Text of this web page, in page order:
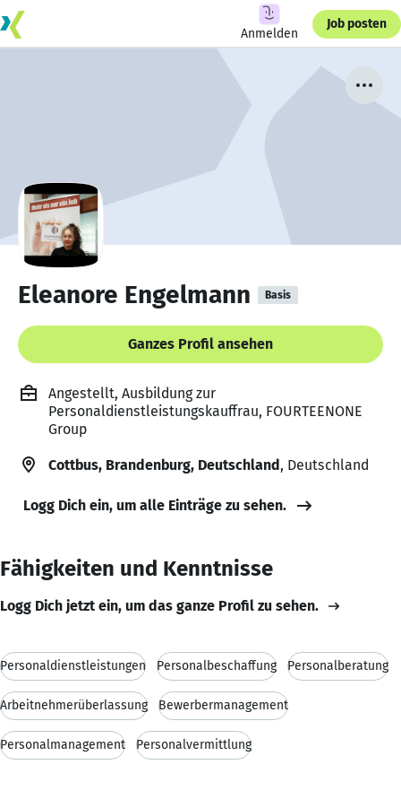
Anmelden
Job posten
Eleanore Engelmann Basis
Ganzes Profil ansehen
Angestellt, Ausbildung zur
Personaldienstleistungskauffrau, FOURTEENONE
Group
Cottbus, Brandenburg, Deutschland, Deutschland
Logg Dich ein, um alle Einträge zu sehen.
Fähigkeiten und Kenntnisse
Logg Dich jetzt ein, um das ganze Profil zu sehen.
Personaldienstleistungen Personalbeschaffung Personalberatung
Arbeitnehmerüberlassung Bewerbermanagement
Personalmanagement Personalvermittlung